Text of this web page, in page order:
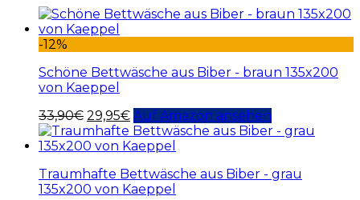
-12%
Schöne Bettwäsche aus Biber - braun 135x200
von Kaeppel
33,90€ 29,95€ Auf Amazon ansehen
Traumhafte Bettwäsche aus Biber - grau
135x200 von Kaeppel